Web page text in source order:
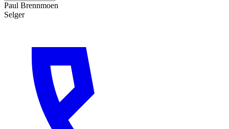
Paul Brennmoen
Selger